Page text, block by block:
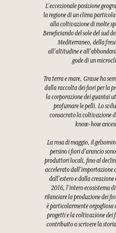
L'eccezionale posizione
la regione di un clima
alla coltivazione di molte
Beneficiando del sole del sud
Mediterraneo, della
all'altitudine e
gode di un
Tra terra e mare, Grasse ha
dalla raccolta dei fiori per la
la corporazione dei guantai
profumare le pelli. Lo
consacrato la coltivazione
know-how
La rosa di maggio, il
persino i fiori d'arancio
produttori locali, fino al
accelerato dall'importazione
dall'estero e dalla
2016, l'intero ecosistema
rilanciare la produzione dei
è particolarmente orgogliosa
progetti e la coltivazione dei
contribuito a scrivere la